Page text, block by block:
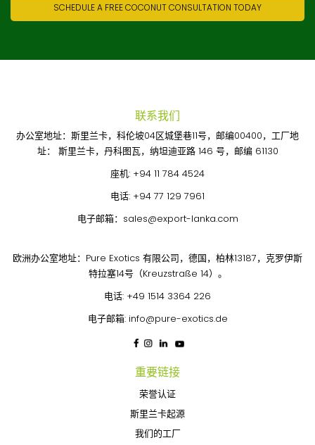
SCHEDULE A FREE COCONUT CONSULTATION TODAY
联系我们
办公室地址：斯里兰卡，科伦坡04区城堡巷11号，邮编00400，工厂地
址： 斯里兰卡，丹科图瓦，纳坦迪亚路 146 号，邮编 61130
座机: +94 11 784 4524
电话: +94 77 129 7961
电子邮箱： sales@export-lanka.com
欧洲办公室地址：Pure Exotics 有限公司，德国，柏林13187，克罗伊斯
特拉塞14号（Kreuzstraße 14）。
电话: +49 1514 3364 226
电子邮箱: info@pure-exotics.de
重要链接
荣誉认证
斯里兰卡起源
我们的工厂